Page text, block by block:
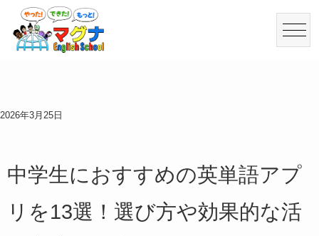
2026年3月25日
中学生におすすめの英単語アプ
リを13選！選び方や効果的な活